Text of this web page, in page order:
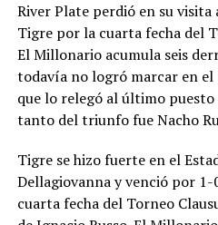
River Plate perdió en su
Tigre por la cuarta fecha del
El Millonario acumula seis
todavía no logró marcar en
que lo relegó al último puesto
tanto del triunfo fue Nacho
Tigre se hizo fuerte en el
Dellagiovanna y venció por
cuarta fecha del Torneo